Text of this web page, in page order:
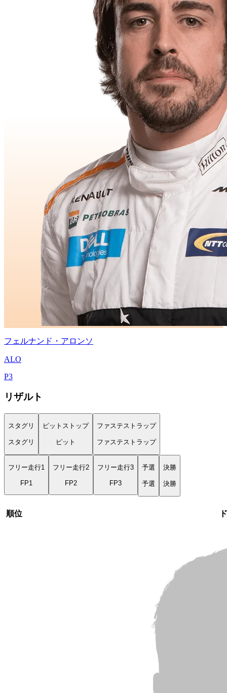
フェルナンド・アロンソ
ALO
P3
リザルト
スタグリ
スタグリ
ピットストップ
ピット
ファステストラップ
ファステストラップ
フリー走行1
FP1
フリー走行2
FP2
フリー走行3
FP3
予選
予選
決勝
決勝
順位